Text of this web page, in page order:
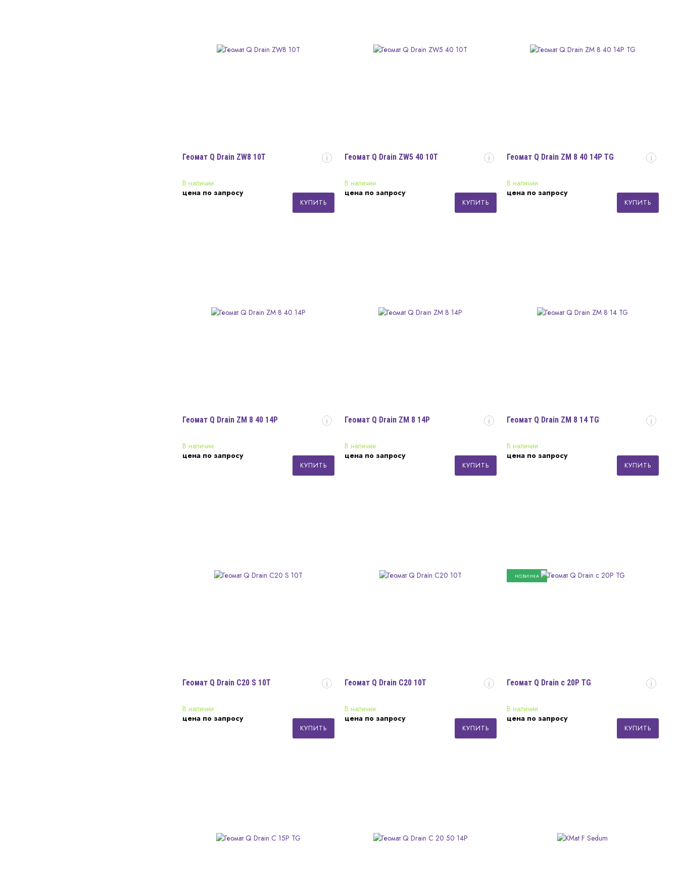
Геомат Q Drain ZW8 10Т i
В наличии
цена по запросу
КУПИТЬ
Геомат Q Drain ZW5 40 10Т i
В наличии
цена по запросу
КУПИТЬ
Геомат Q Drain ZM 8 40 14P TG i
В наличии
цена по запросу
КУПИТЬ
Геомат Q Drain ZM 8 40 14P i
В наличии
цена по запросу
КУПИТЬ
Геомат Q Drain ZM 8 14P i
В наличии
цена по запросу
КУПИТЬ
Геомат Q Drain ZM 8 14 TG i
В наличии
цена по запросу
КУПИТЬ
Геомат Q Drain C20 S 10T i
В наличии
цена по запросу
КУПИТЬ
Геомат Q Drain C20 10Т i
В наличии
цена по запросу
КУПИТЬ
НОВИНКА
Геомат Q Drain c 20P TG i
В наличии
цена по запросу
КУПИТЬ